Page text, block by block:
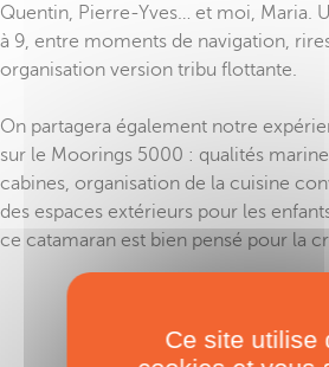
Quentin, Pierre-Yves… et moi, Maria.
à 9, entre moments de navigation,
organisation version tribu flottante.
On partagera également notre
sur le Moorings 5000 : qualités
cabines, organisation de la cuisine
des espaces extérieurs pour les
ce catamaran est bien pensé pour la
Voyage ,Îles Vierges
Ce site utilise